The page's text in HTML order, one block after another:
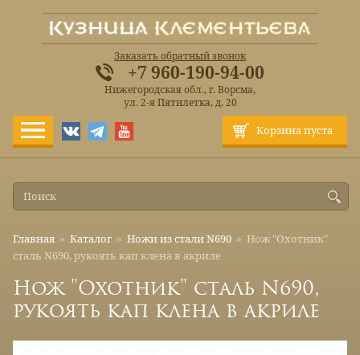
Корзина пуста
Заказать обратный звонок
+7 960-190-94-00
Нижегородская обл., г. Ворсма,
ул. 2-я Пятилетка, д. 20
Главная » Каталог » Ножи из стали N690 » Нож "Охотник"
сталь N690, рукоять кап клена в акриле
Нож "Охотник" сталь N690,
рукоять кап клена в акриле